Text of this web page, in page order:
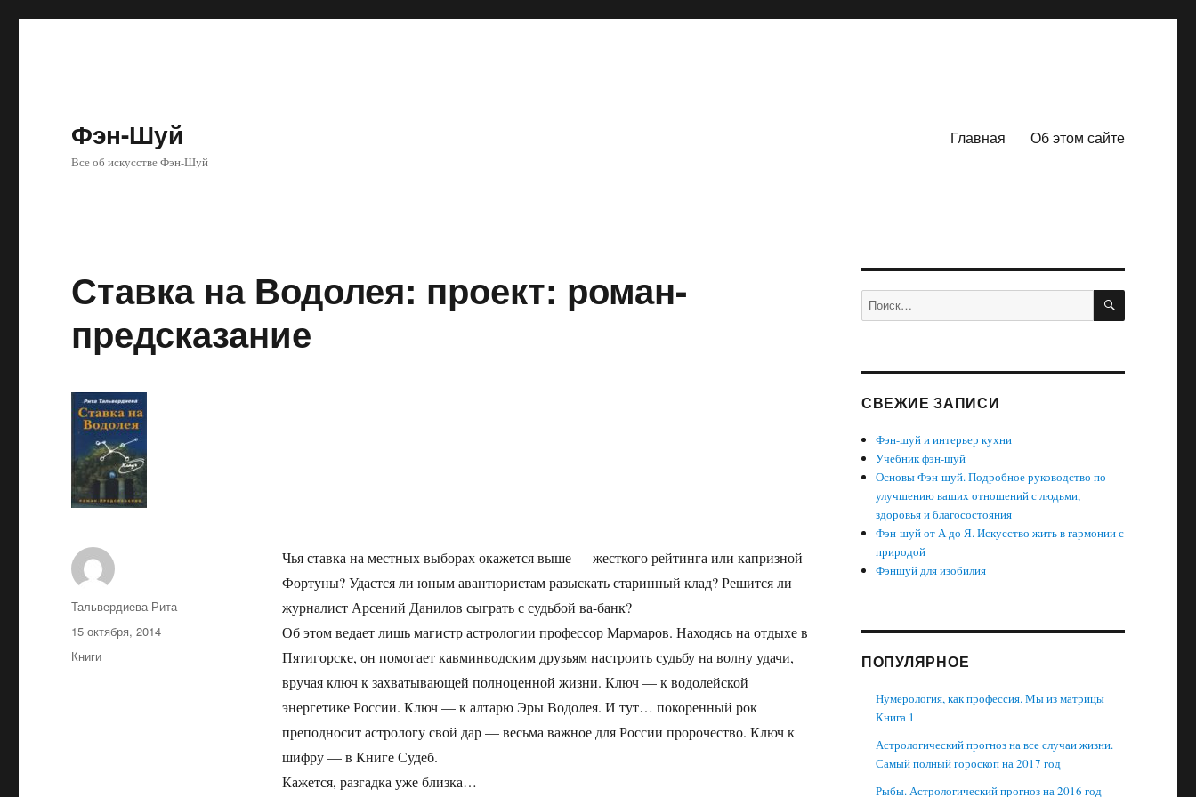
Фэн-Шуй
Все об искусстве Фэн-Шуй
Главная Об этом сайте
Ставка на Водолея: проект: роман-
предсказание
Чья ставка на местных выборах окажется выше — жесткого рейтинга или капризной
Фортуны? Удастся ли юным авантюристам разыскать старинный клад? Решится ли
журналист Арсений Данилов сыграть с судьбой ва-банк?
Об этом ведает лишь магистр астрологии профессор Мармаров. Находясь на отдыхе в
Пятигорске, он помогает кавминводским друзьям настроить судьбу на волну удачи,
вручая ключ к захватывающей полноценной жизни. Ключ — к водолейской
энергетике России. Ключ — к алтарю Эры Водолея. И тут… покоренный рок
преподносит астрологу свой дар — весьма важное для России пророчество. Ключ к
шифру — в Книге Судеб.
Кажется, разгадка уже близка…
Автор
Тальвердиева Рита
Опубликовано
15 октября, 2014
Рубрики
Книги
Искать: ПОИСК
СВЕЖИЕ ЗАПИСИ
Фэн-шуй и интерьер кухни
Учебник фэн-шуй
Основы Фэн-шуй. Подробное руководство по
улучшению ваших отношений с людьми,
здоровья и благосостояния
Фэн-шуй от А до Я. Искусство жить в гармонии с
природой
Фэншуй для изобилия
ПОПУЛЯРНОЕ
Нумерология, как профессия. Мы из матрицы
Книга 1
Астрологический прогноз на все случаи жизни.
Самый полный гороскоп на 2017 год
Рыбы. Астрологический прогноз на 2016 год